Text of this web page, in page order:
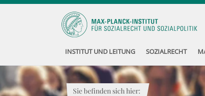
INSTITUT UND LEITUNG SOZIALRECHT
Sie befinden sich hier: